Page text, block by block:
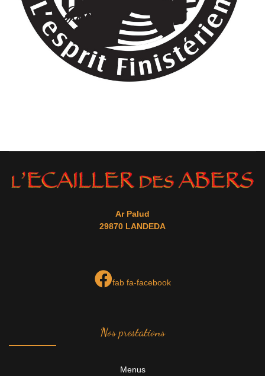
Ar Palud
29870 LANDEDA
fab fa-facebook
Nos prestations
Menus